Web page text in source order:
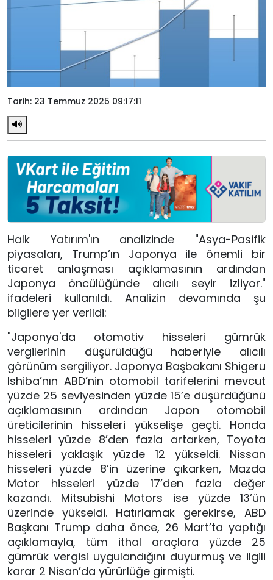
Tarih: 23 Temmuz 2025 09:17:11
Halk Yatırım'ın analizinde "Asya-Pasifik
piyasaları, Trump’ın Japonya ile önemli bir
ticaret anlaşması açıklamasının ardından
Japonya öncülüğünde alıcılı seyir izliyor."
ifadeleri kullanıldı. Analizin devamında şu
bilgilere yer verildi:
"Japonya'da otomotiv hisseleri gümrük
vergilerinin düşürüldüğü haberiyle alıcılı
görünüm sergiliyor. Japonya Başbakanı Shigeru
Ishiba’nın ABD’nin otomobil tarifelerini mevcut
yüzde 25 seviyesinden yüzde 15’e düşürdüğünü
açıklamasının ardından Japon otomobil
üreticilerinin hisseleri yükselişe geçti. Honda
hisseleri yüzde 8’den fazla artarken, Toyota
hisseleri yaklaşık yüzde 12 yükseldi. Nissan
hisseleri yüzde 8’in üzerine çıkarken, Mazda
Motor hisseleri yüzde 17’den fazla değer
kazandı. Mitsubishi Motors ise yüzde 13’ün
üzerinde yükseldi. Hatırlamak gerekirse, ABD
Başkanı Trump daha önce, 26 Mart’ta yaptığı
açıklamayla, tüm ithal araçlara yüzde 25
gümrük vergisi uygulandığını duyurmuş ve ilgili
karar 2 Nisan’da yürürlüğe girmişti.